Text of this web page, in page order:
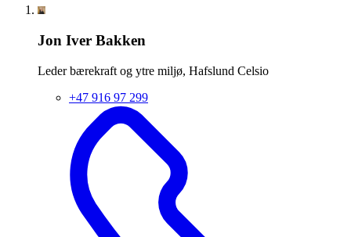
Jon Iver Bakken
Leder bærekraft og ytre miljø, Hafslund Celsio
+47 916 97 299